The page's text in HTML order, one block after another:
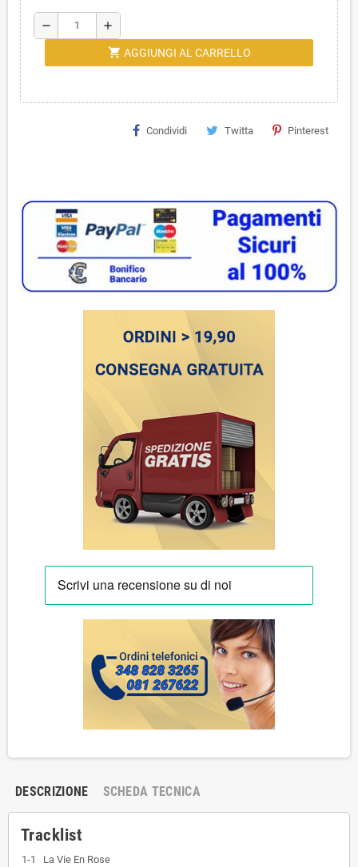
remove add
shopping_cart AGGIUNGI AL CARRELLO
Condividi Twitta Pinterest
DESCRIZIONE SCHEDA TECNICA
Tracklist
1-1
La Vie En Rose